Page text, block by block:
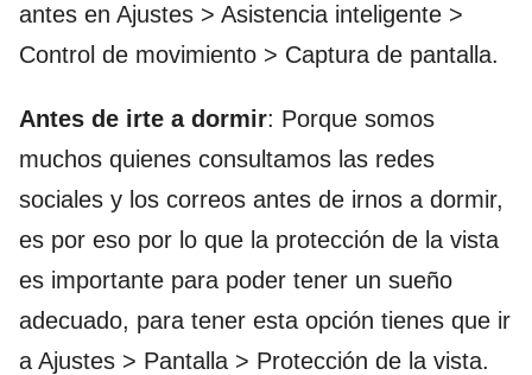
antes en Ajustes > Asistencia inteligente >
Control de movimiento > Captura de pantalla.
Antes de irte a dormir: Porque somos
muchos quienes consultamos las redes
sociales y los correos antes de irnos a dormir,
es por eso por lo que la protección de la vista
es importante para poder tener un sueño
adecuado, para tener esta opción tienes que ir
a Ajustes > Pantalla > Protección de la vista.